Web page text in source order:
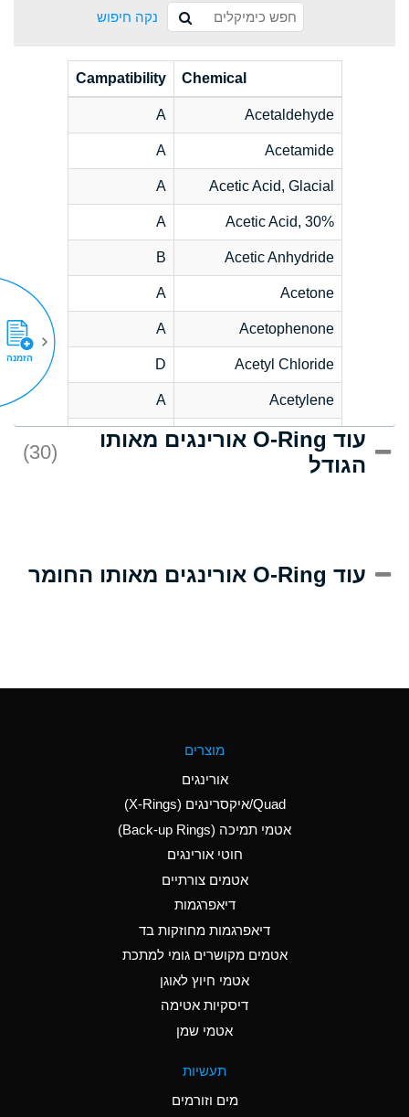
נקה חיפוש
Chemical
Campatibility
Acetaldehyde
A
Acetamide
A
Acetic Acid, Glacial
A
Acetic Acid, 30%
A
Acetic Anhydride
B
Acetone
A
Acetophenone
A
Acetyl Chloride
D
Acetylene
A
Acrlylonitrile
D
Adipic Acid
(Aqueous)
Aluminum Nitrate
(Aqueous)
Aluminum Phosphate
Ammonia Anhydrous
A
Ammonia Gas (cold)
A
Ammonia Gas (hot)
עוד O-Ring אורינגים מאותו
הגודל
(30)
עוד O-Ring אורינגים מאותו החומר
מוצרים
אורינגים
Quad/איקסרינגים (X-Rings)
אטמי תמיכה (Back-up Rings)
חוטי אורינגים
אטמים צורתיים
דיאפרגמות
דיאפרגמות מחוזקות בד
אטמים מקושרים גומי למתכת
אטמי חיוץ לאוגן
דיסקיות אטימה
אטמי שמן
תעשיות
מים וזורמים
הזמנה